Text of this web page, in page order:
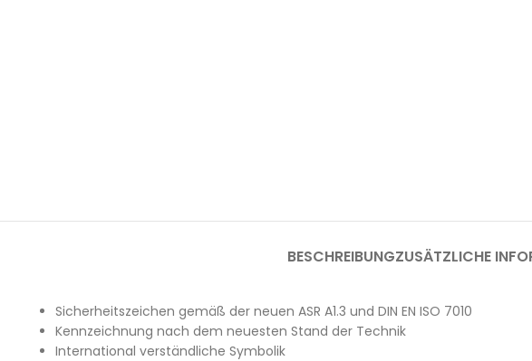
BESCHREIBUNGZUSÄTZLICHE
Sicherheitszeichen gemäß der neuen ASR A1.3 und DIN EN ISO 7010
Kennzeichnung nach dem neuesten Stand der Technik
International verständliche Symbolik